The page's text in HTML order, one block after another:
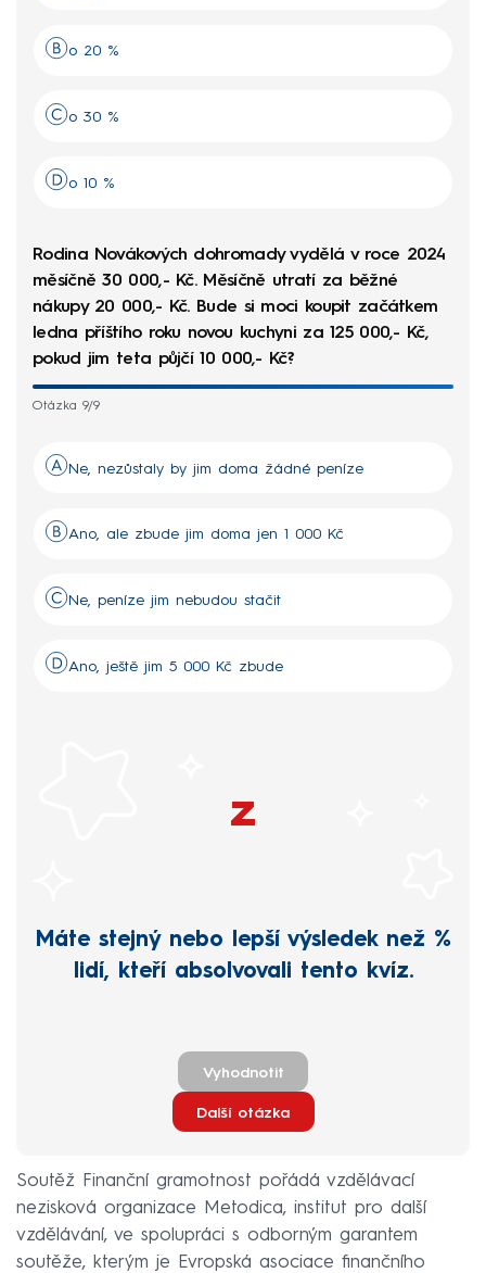
o 20 %
o 30 %
o 10 %
Rodina Novákových dohromady vydělá v roce 2024
měsíčně 30 000,- Kč. Měsíčně utratí za běžné
nákupy 20 000,- Kč. Bude si moci koupit začátkem
ledna příštího roku novou kuchyni za 125 000,- Kč,
pokud jim teta půjčí 10 000,- Kč?
Otázka 9/9
Ne, nezůstaly by jim doma žádné peníze
Ano, ale zbude jim doma jen 1 000 Kč
Ne, peníze jim nebudou stačit
Ano, ještě jim 5 000 Kč zbude
z
Máte stejný nebo lepší výsledek než %
lidí, kteří absolvovali tento kvíz.
Vyhodnotit
Další otázka
Soutěž Finanční gramotnost pořádá vzdělávací
nezisková organizace Metodica, institut pro další
vzdělávání, ve spolupráci s odborným garantem
soutěže, kterým je Evropská asociace finančního